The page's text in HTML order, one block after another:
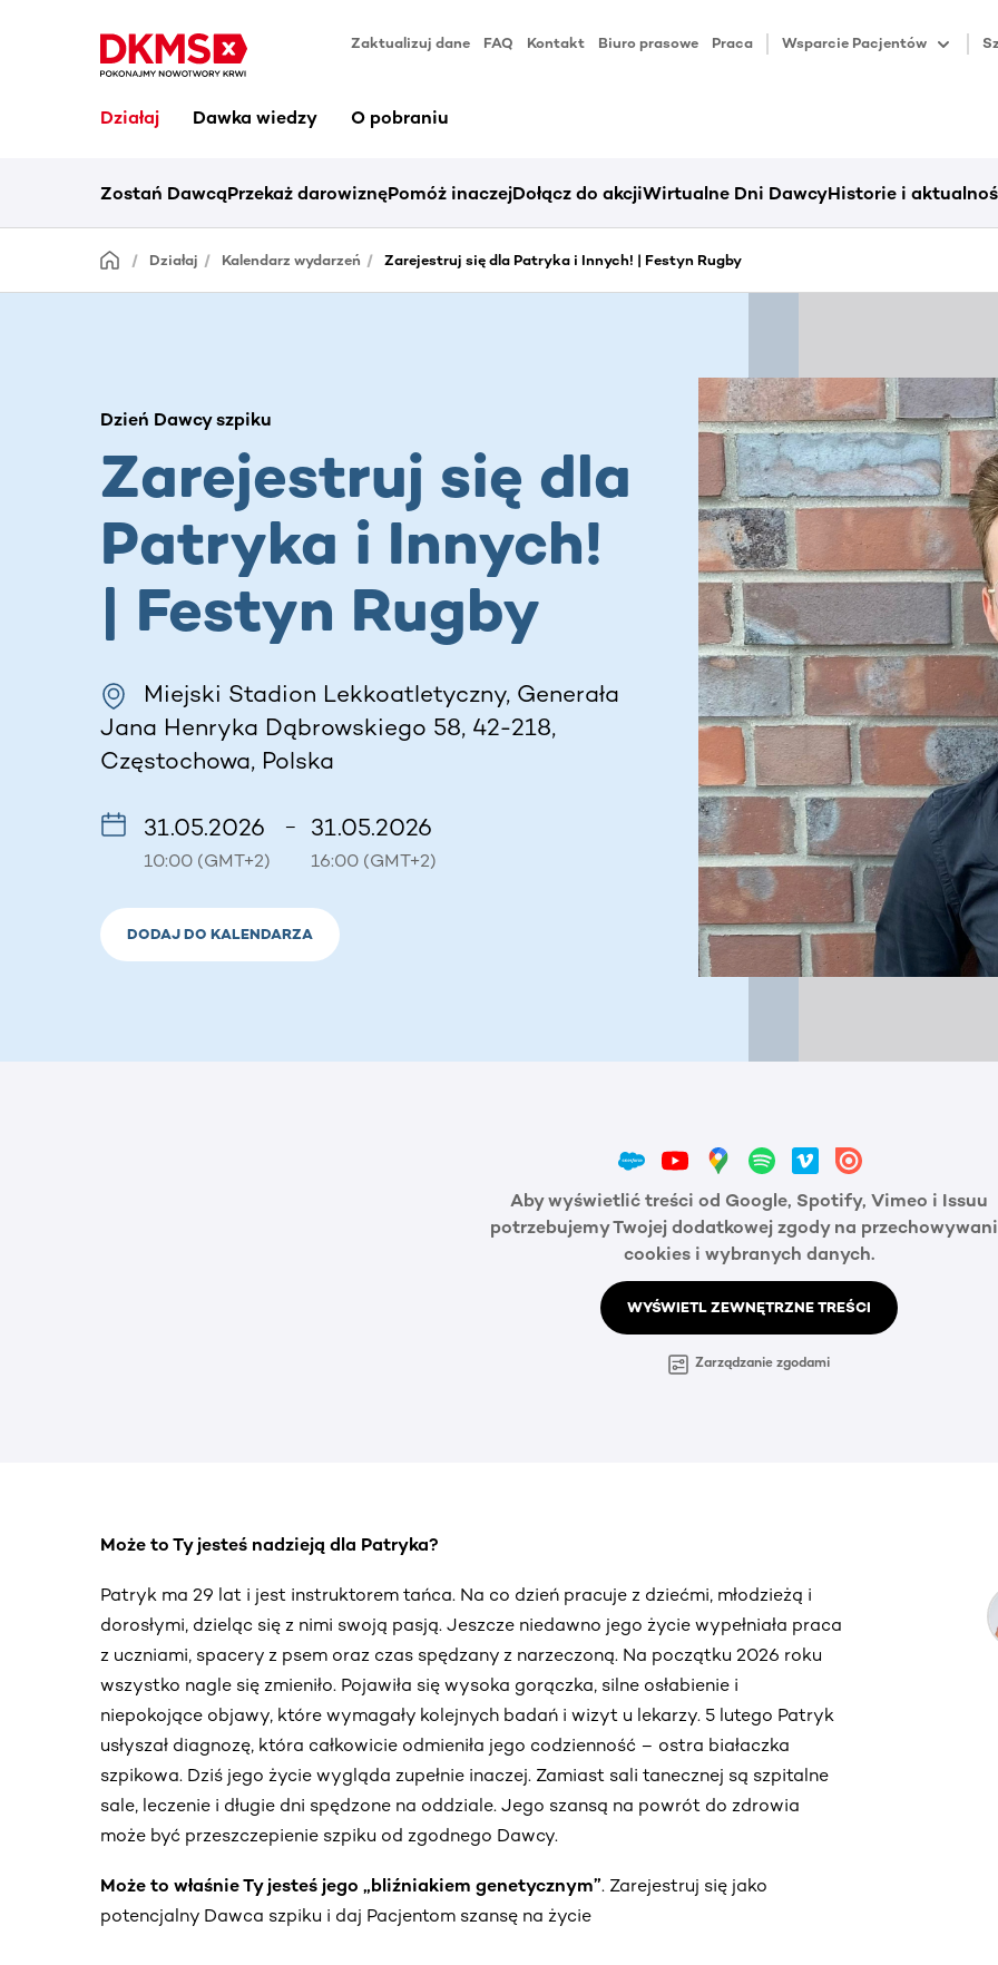
Zaktualizuj dane FAQ Kontakt Biuro prasowe Praca Wsparcie Pacjentów
Działaj Dawka wiedzy O pobraniu
Zostań DawcąPrzekaż darowiznęPomóż inaczejDołącz do akcjiWirtualne Dni DawcyHistorie i
Działaj Kalendarz wydarzeń Zarejestruj się dla Patryka i Innych! | Festyn Rugby
Dzień Dawcy szpiku
Zarejestruj się dla
Patryka i Innych!
| Festyn Rugby
Miejski Stadion Lekkoatletyczny, Generała
Jana Henryka Dąbrowskiego 58, 42-218,
Częstochowa, Polska
31.05.2026
10:00 (GMT+2)
– 31.05.2026
16:00 (GMT+2)
DODAJ DO KALENDARZA
Aby wyświetlić treści od Google, Spotify, Vimeo i Issuu
potrzebujemy Twojej dodatkowej zgody na
cookies i wybranych danych.
WYŚWIETL ZEWNĘTRZNE TREŚCI
Zarządzanie zgodami
Może to Ty jesteś nadzieją dla Patryka?
Patryk ma 29 lat i jest instruktorem tańca. Na co dzień pracuje z dziećmi, młodzieżą i
dorosłymi, dzieląc się z nimi swoją pasją. Jeszcze niedawno jego życie wypełniała praca
z uczniami, spacery z psem oraz czas spędzany z narzeczoną. Na początku 2026 roku
wszystko nagle się zmieniło. Pojawiła się wysoka gorączka, silne osłabienie i
niepokojące objawy, które wymagały kolejnych badań i wizyt u lekarzy. 5 lutego Patryk
usłyszał diagnozę, która całkowicie odmieniła jego codzienność – ostra białaczka
szpikowa. Dziś jego życie wygląda zupełnie inaczej. Zamiast sali tanecznej są szpitalne
sale, leczenie i długie dni spędzone na oddziale. Jego szansą na powrót do zdrowia
może być przeszczepienie szpiku od zgodnego Dawcy.
Może to właśnie Ty jesteś jego „bliźniakiem genetycznym”. Zarejestruj się jako
potencjalny Dawca szpiku i daj Pacjentom szansę na życie